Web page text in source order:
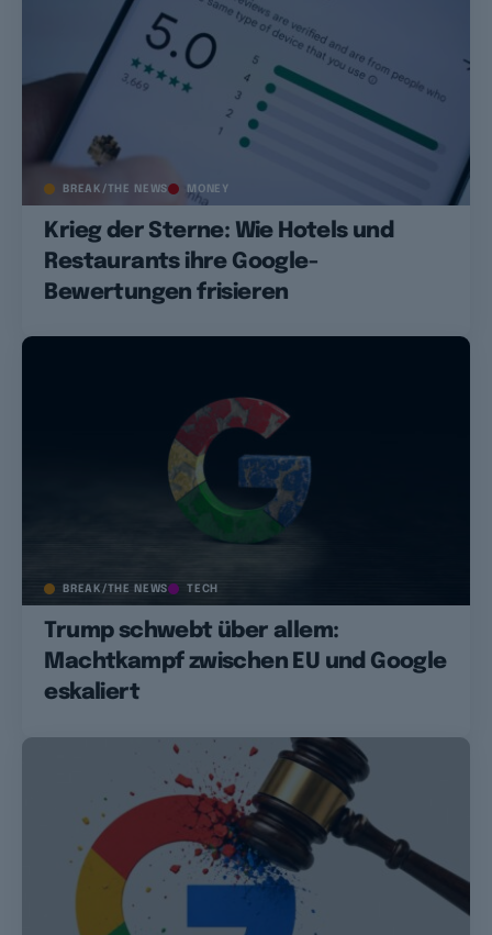
BREAK/THE NEWS MONEY
Krieg der Sterne: Wie Hotels und
Restaurants ihre Google-
Bewertungen frisieren
BREAK/THE NEWS TECH
Trump schwebt über allem:
Machtkampf zwischen EU und Google
eskaliert